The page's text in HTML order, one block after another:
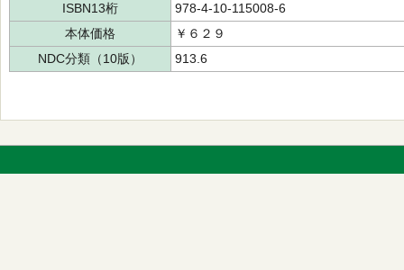
ISBN13桁
978-4-10-115008-6
本体価格
￥６２９
NDC分類（10版）
913.6